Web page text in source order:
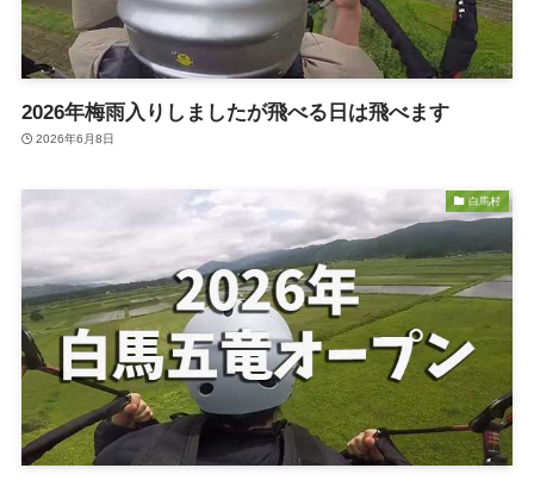
2026年梅雨入りしましたが飛べる日は飛べます
2026年6月8日
白馬村